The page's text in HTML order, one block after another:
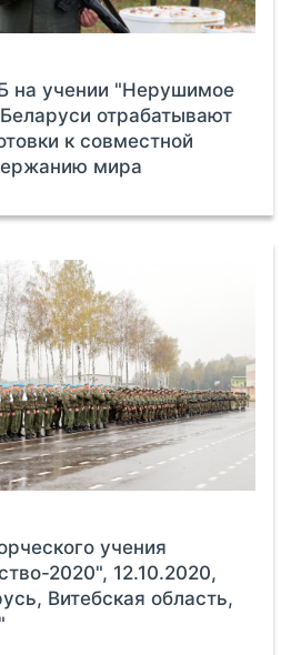
на учении "Нерушимое
отрабатывают
к совместной
мира
учения
2020", 12.10.2020,
Витебская область,